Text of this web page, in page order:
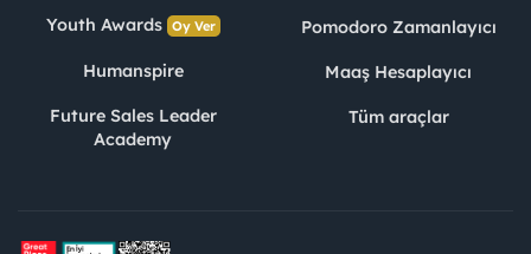
Youth Awards Oy Ver
Humanspire
Future Sales Leader
Academy
Pomodoro Zamanlayıcı
Maaş Hesaplayıcı
Tüm araçlar